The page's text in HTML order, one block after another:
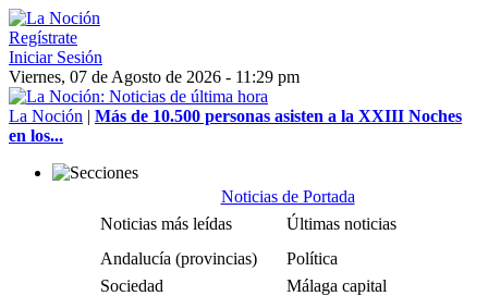
Regístrate
Iniciar Sesión
Viernes, 07 de Agosto de 2026 - 11:29 pm
La Noción | Más de 10.500 personas asisten a la XXIII Noches
en los...
Noticias de Portada
Noticias más leídas
Últimas noticias
Andalucía (provincias)
Política
Sociedad
Málaga capital